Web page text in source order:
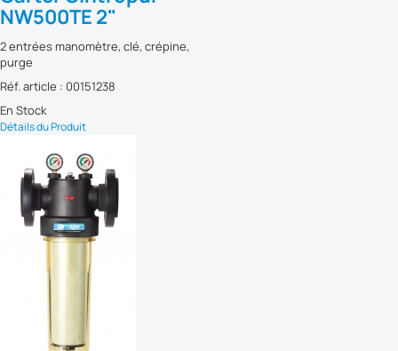
NW500TE 2"
2 entrées manomètre, clé, crépine,
purge
Réf. article : 00151238
En Stock
Détails du Produit